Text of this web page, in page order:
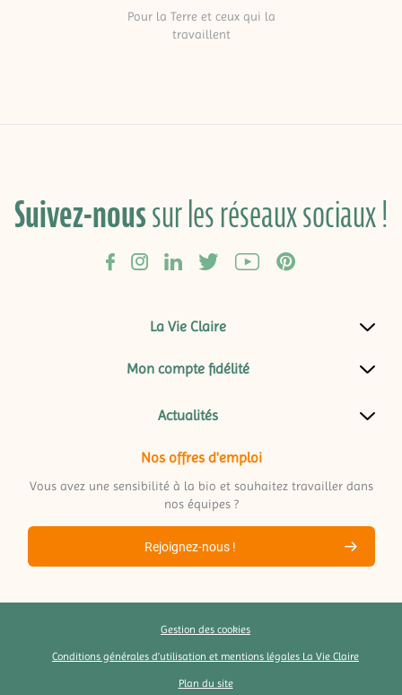
Pour la Terre et ceux qui la
travaillent
Suivez-noussur les réseaux sociaux !
La Vie Claire
Mon compte fidélité
Actualités
Nos offres d'emploi
Vous avez une sensibilité à la bio et souhaitez travailler dans
nos équipes ?
Rejoignez-nous !
Gestion des cookies
Conditions générales d’utilisation et mentions légales La Vie Claire
Plan du site